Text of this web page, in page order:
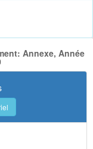
Annexe, Année